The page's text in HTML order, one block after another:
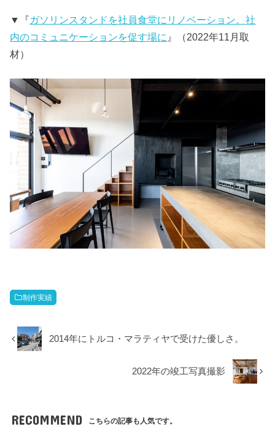
▼『ガソリンスタンドを社員食堂にリノベーション。社
内のコミュニケーションを促す場に 』（2022年11月取
材）
制作実績
2014年にトルコ・マラティヤで受けた優しさ。
2022年の竣工写真撮影
RECOMMEND こちらの記事も人気です。